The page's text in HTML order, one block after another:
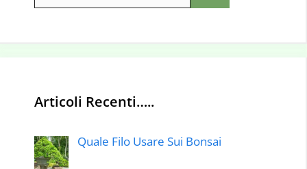
Articoli Recenti…..
Quale Filo Usare Sui Bonsai